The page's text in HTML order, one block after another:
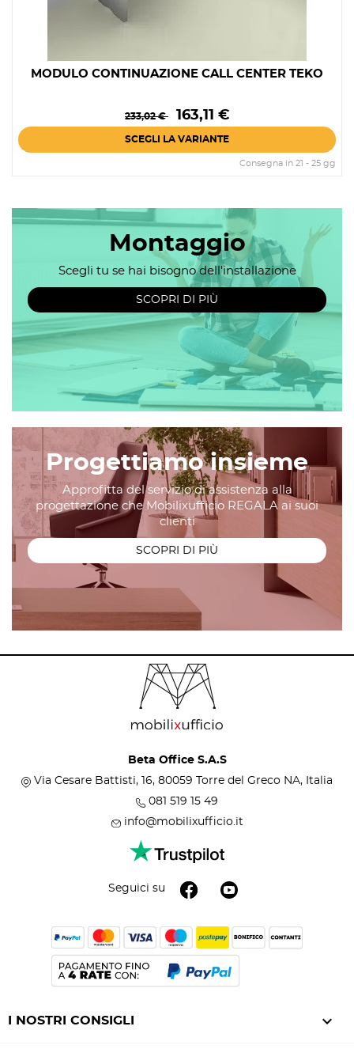
MODULO CONTINUAZIONE CALL CENTER TEKO
Prezzo
Prezzo
base
233,02 € 163,11 €
SCEGLI LA VARIANTE
Consegna in 21 - 25 gg
Montaggio
Scegli tu se hai bisogno dell'installazione
SCOPRI DI PIÙ
Progettiamo insieme
Approfitta del servizio di assistenza alla
progettazione che Mobilixufficio REGALA ai suoi
clienti
SCOPRI DI PIÙ
Beta Office S.A.S
Via Cesare Battisti, 16, 80059 Torre del Greco NA, Italia
081 519 15 49
info@mobilixufficio.it
Seguici su
I NOSTRI CONSIGLI 